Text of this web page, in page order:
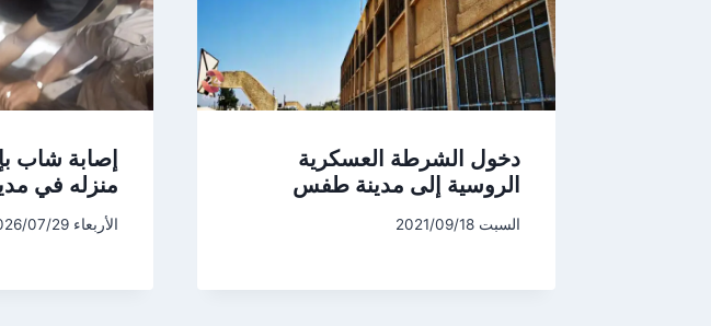
دخول الشرطة العسكرية
الروسية إلى مدينة طفس
السبت 2021/09/18
إصابة شاب
منزله في
الأربعاء 2026/07/29